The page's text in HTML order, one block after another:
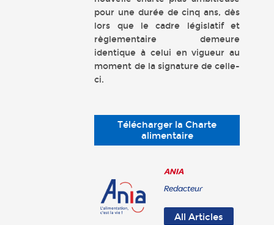
pour une durée de cinq ans, dès
lors que le cadre législatif et
règlementaire demeure
identique à celui en vigueur au
moment de la signature de celle-
ci.
Télécharger la Charte
alimentaire
ANIA
Redacteur
All Articles